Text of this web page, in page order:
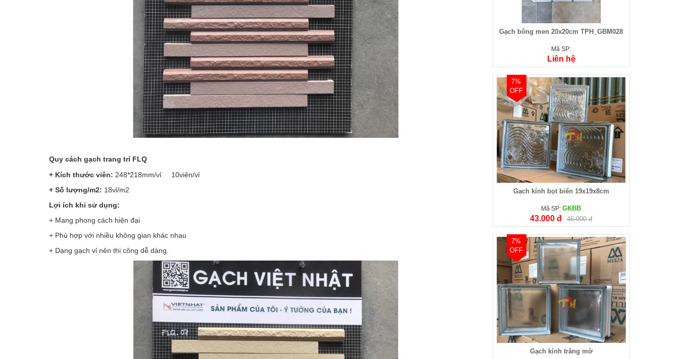
Quy cách gạch trang trí FLQ
+ Kích thước viên: 248*218mm/vỉ 10viên/vỉ
+ Số lượng/m2: 18vỉ/m2
Lợi ích khi sử dụng:
+ Mang phong cách hiện đại
+ Phù hợp với nhiều không gian khác nhau
+ Dạng gạch vỉ nên thi công dễ dàng.
Gạch bông men 20x20cm TPH_GBM028
Mã SP:
Liên hệ
7%
OFF
Gạch kính bọt biển 19x19x8cm
Mã SP:GKBB
43.000 đ 46.000 đ
7%
OFF
Gạch kính trắng mờ